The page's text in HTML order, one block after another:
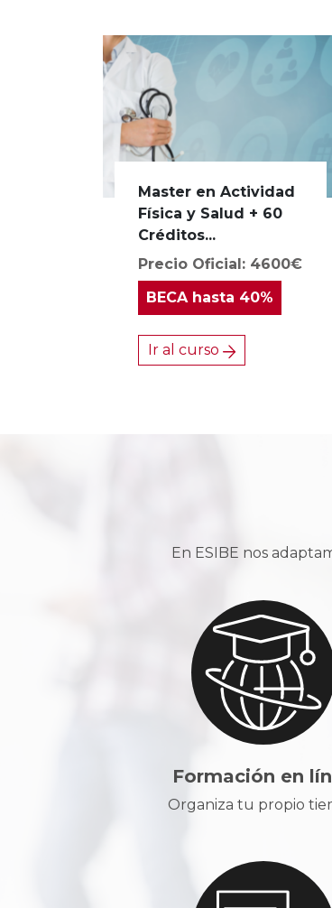
Master en Actividad
Física y Salud + 60
Créditos...
Precio Oficial: 4600€
BECAhasta 40%
Ir al curso
En ESIBE nos
Formación en
Organiza tu propio